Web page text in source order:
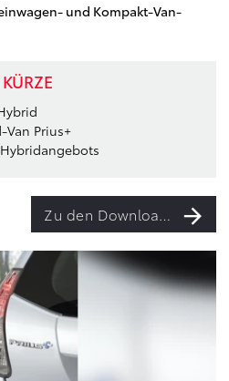
und Kompakt-Van-
Prius+
Zu den Downloads